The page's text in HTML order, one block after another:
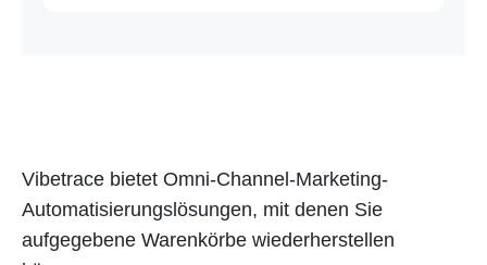
Vibetrace bietet Omni-Channel-Marketing-
Automatisierungslösungen, mit denen Sie
aufgegebene Warenkörbe wiederherstellen